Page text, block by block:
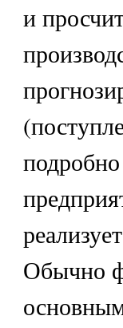
и
Обычно